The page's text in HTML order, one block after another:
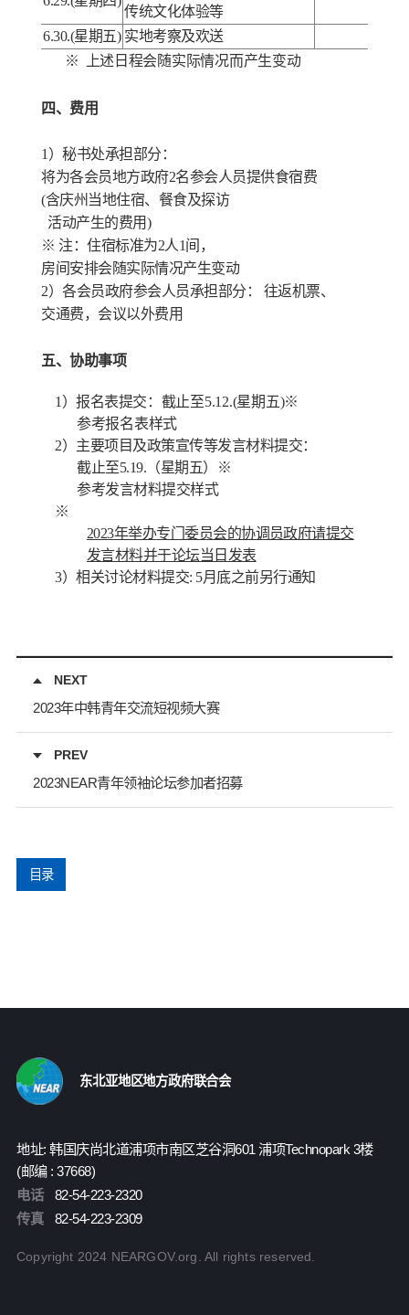
传统文化体验等
6.30.(星期五) 实地考察及欢送
※
上述日程会随实际情况而产生变动
四、 费用
1）秘书处承担部分：
将为各会员地方政府2名参会人员提供食宿费
(含庆州当地住宿、餐食及探访
活动产生的费用)
※ 注：住宿标准为2人1间，
房间安排会随实际情况产生变动
2）各会员政府参会人员承担部分： 往返机票、
交通费，会议以外费用
五、协助事项
1）报名表提交：截止至5.12.(星期五)※
参考报名表样式
2） 主要项目及政策宣传等发言材料提交：
截止至5.19. （星期五）
※
参考发言材料提交样式
※
2023年举办专门委员会的协调员政府请提交
发言材料并于论坛当日发表
3）相关讨论材料提交: 5月底之前另行通知
NEXT
2023年中韩青年交流短视频大赛
PREV
2023NEAR青年领袖论坛参加者招募
目录
东北亚地区地方政府联合会
地址: 韩国庆尚北道浦项市南区芝谷洞601 浦项Technopark 3楼
(邮编 : 37668)
电话
82-54-223-2320
传真
82-54-223-2309
Copyright 2024 NEARGOV.org. All rights reserved.